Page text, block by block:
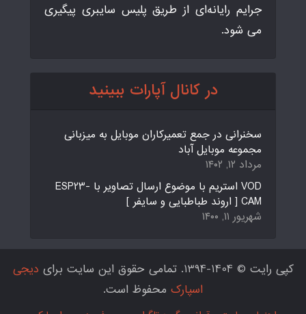
جرایم رایانه‌ای از طریق پلیس سایبری پیگیری
می شود.
در کانال آپارات ببینید
سخنرانی در جمع تعمیرکاران موبایل به میزبانی
مجموعه موبایل آباد
مرداد ۱۲, ۱۴۰۲
VOD استریم با موضوع ارسال تصاویر با ESP23-
CAM [ اروند طباطبایی و سایفر ]
شهریور ۱۱, ۱۴۰۰
کپی رایت © 1404-1394. تمامی حقوق این سایت برای
دیجی
اسپارک محفوظ است.